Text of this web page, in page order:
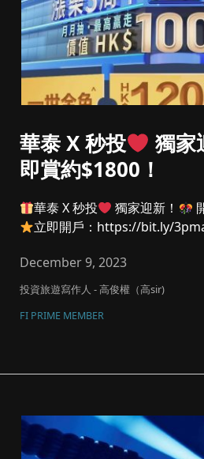
華泰 X 秒投 獨家
即賞約$1800！
華泰 X 秒投 獨家迎新！
立即開戶：https://bit.ly/
December 9, 2023
投資旅遊寫作人 - 高俊權（高sir)
FI PRIME MEMBER